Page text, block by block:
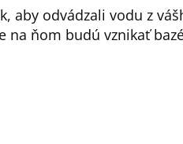
aby odvádzali vodu z
na ňom budú vznikať